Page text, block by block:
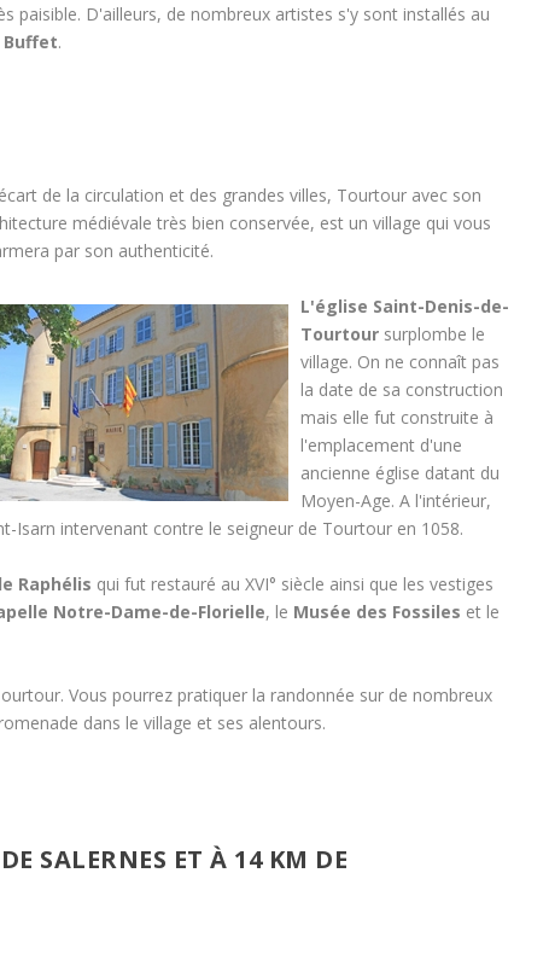
paisible. D'ailleurs, de nombreux artistes s'y sont installés au
Buffet.
de la circulation et des grandes villes, Tourtour avec son
médiévale très bien conservée, est un village qui vous
par son authenticité.
L'église Saint-Denis-de-
Tourtoursurplombe le
village. On ne connaît pas
la date de sa construction
mais elle fut construite à
l'emplacement d'une
ancienne église datant du
Moyen-Age. A l'intérieur,
Isarn intervenant contre le seigneur de Tourtour en 1058.
Raphélis qui fut restauré au XVI° siècle ainsi que les vestiges
Notre-Dame-de-Florielle, le Musée des Fossiles et le
Vous pourrez pratiquer la randonnée sur de nombreux
dans le village et ses alentours.
SALERNES ET À 14 KM DE